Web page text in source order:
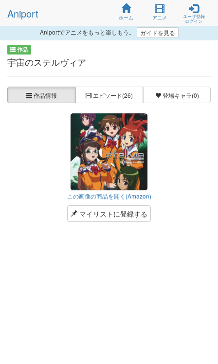
Aniport ホーム アニメ
ユーザ登録
ログイン
Aniportでアニメをもっと楽しもう。 ガイドを見る
作品
宇宙のステルヴィア
作品情報 エピソード(26) 登場キャラ(0)
この画像の商品を開く(Amazon)
マイリストに登録する